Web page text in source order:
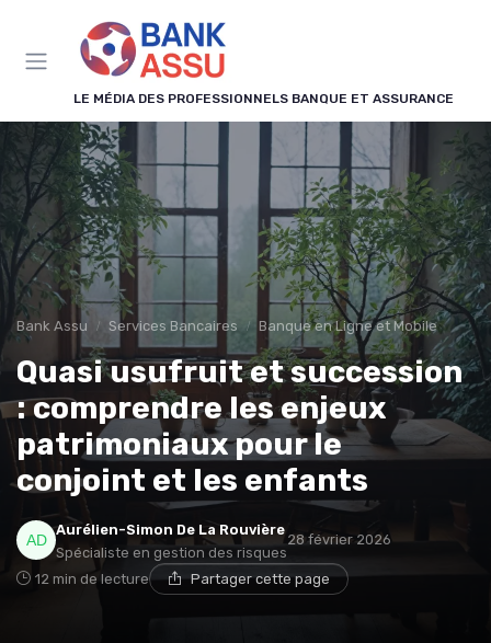
LE MÉDIA DES PROFESSIONNELS BANQUE ET ASSURANCE
Bank Assu Services Bancaires Banque en Ligne et Mobile
Quasi usufruit et succession
: comprendre les enjeux
patrimoniaux pour le
conjoint et les enfants
Aurélien-Simon De La Rouvière
Spécialiste en gestion des risques
28 février 2026
12 min de lecture Partager cette page